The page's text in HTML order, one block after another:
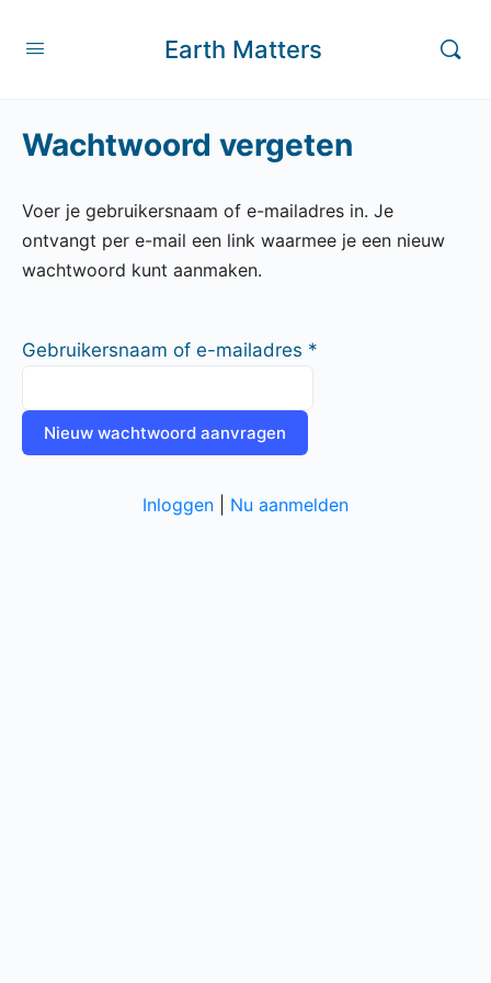
Earth Matters
Wachtwoord vergeten
Voer je gebruikersnaam of e-mailadres in. Je
ontvangt per e-mail een link waarmee je een nieuw
wachtwoord kunt aanmaken.
Gebruikersnaam of e-mailadres *
Inloggen Nu aanmelden